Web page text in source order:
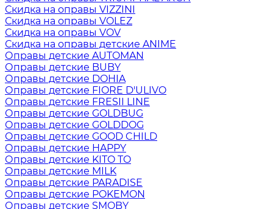
Скидка на оправы VIZZINI
Скидка на оправы VOLEZ
Скидка на оправы VOV
Скидка на оправы детские ANIME
Оправы детские AUTOMAN
Оправы детские BUBY
Оправы детские DOHIA
Оправы детские FIORE D'ULIVO
Оправы детские FRESII LINE
Оправы детские GOLDBUG
Оправы детские GOLDDOG
Оправы детские GOOD CHILD
Оправы детские HAPPY
Оправы детские KITO TO
Оправы детские MILK
Оправы детские PARADISE
Оправы детские POKEMON
Оправы детские SMOBY